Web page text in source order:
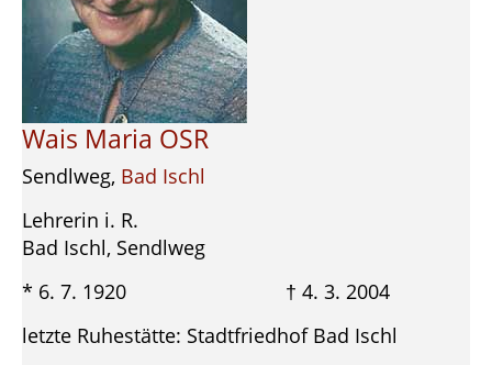
Wais Maria OSR
Sendlweg, Bad Ischl
Lehrerin i. R.
Bad Ischl, Sendlweg
* 6. 7. 1920 † 4. 3. 2004
letzte Ruhestätte: Stadtfriedhof Bad Ischl